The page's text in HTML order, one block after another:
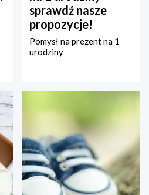
sprawdź nasze
propozycje!
Pomysł na prezent na 1
urodziny